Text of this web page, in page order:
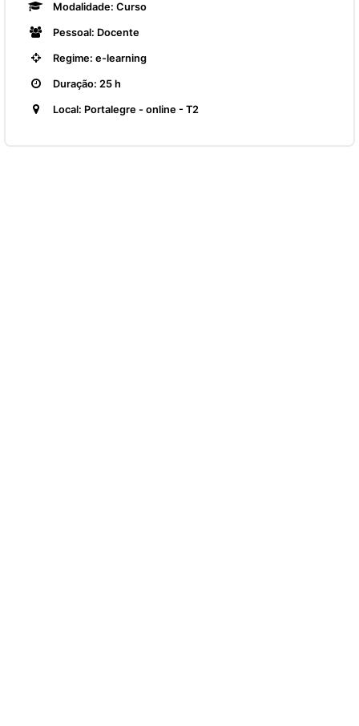
Modalidade: Curso
Pessoal: Docente
Regime: e-learning
Duração: 25 h
Local: Portalegre - online - T2